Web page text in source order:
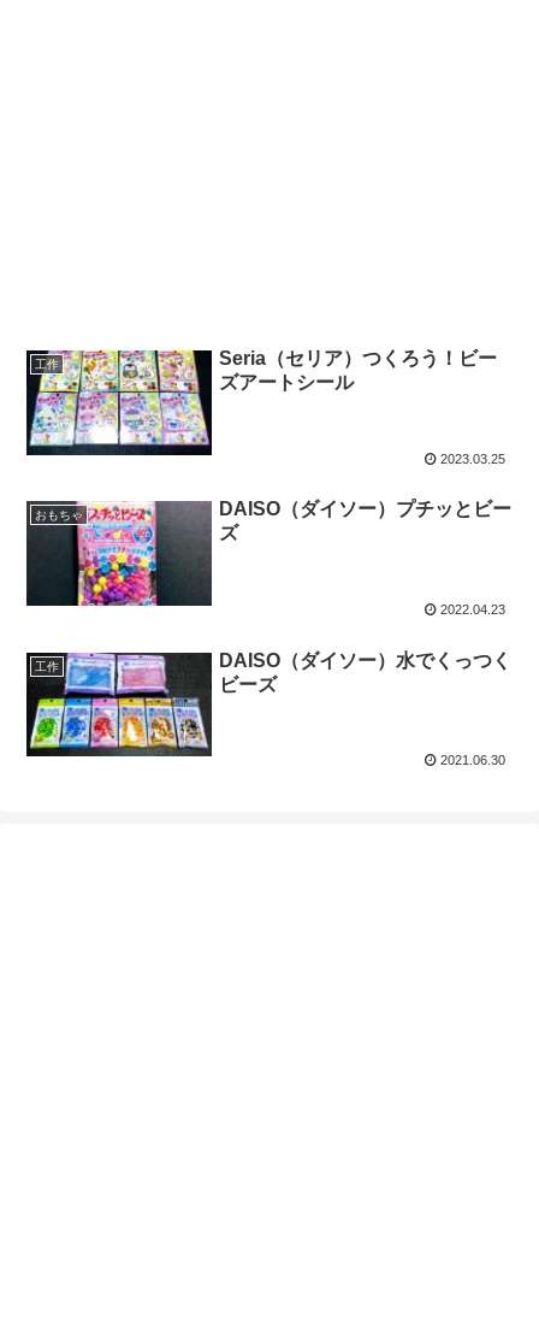
工作
Seria（セリア）つくろう！ビー
ズアートシール
2023.03.25
おもちゃ
DAISO（ダイソー）プチッとビー
ズ
2022.04.23
工作
DAISO（ダイソー）水でくっつく
ビーズ
2021.06.30